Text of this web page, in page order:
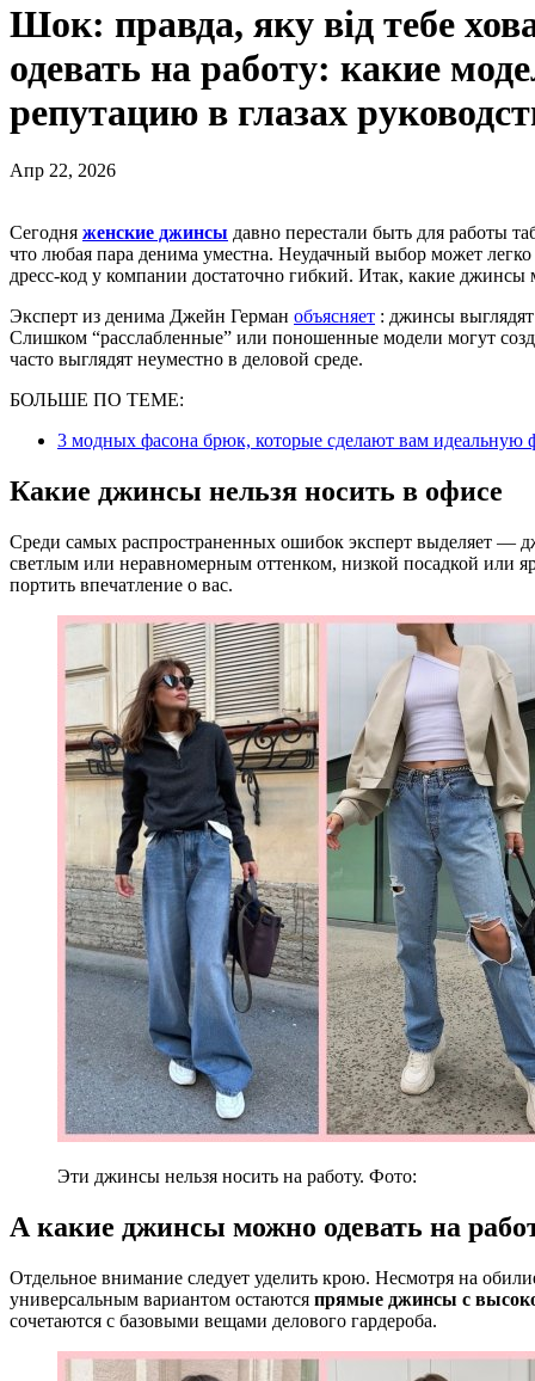
Шок: правда, яку від тебе
одевать на работу: какие
репутацию в глазах
Апр 22, 2026
Сегодня женские джинсы давно перестали быть для работы
что любая пара денима уместна. Неудачный выбор может
дресс-код у компании достаточно гибкий. Итак, какие
Эксперт из денима Джейн Герман объясняет : джинсы выглядят
Слишком “расслабленные” или поношенные модели могут
часто выглядят неуместно в деловой среде.
БОЛЬШЕ ПО ТЕМЕ:
3 модных фасона брюк, которые сделают вам
Какие джинсы нельзя носить в офисе
Среди самых распространенных ошибок эксперт выделяет —
светлым или неравномерным оттенком, низкой посадкой или
портить впечатление о вас.
Эти джинсы нельзя носить на работу. Фото:
А какие джинсы можно одевать на
Отдельное внимание следует уделить крою. Несмотря на
универсальным вариантом остаются прямые джинсы с
сочетаются с базовыми вещами делового гардероба.